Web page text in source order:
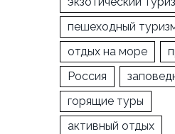
пешеходный
отдых на море
Россия
горящие туры
активный отдых